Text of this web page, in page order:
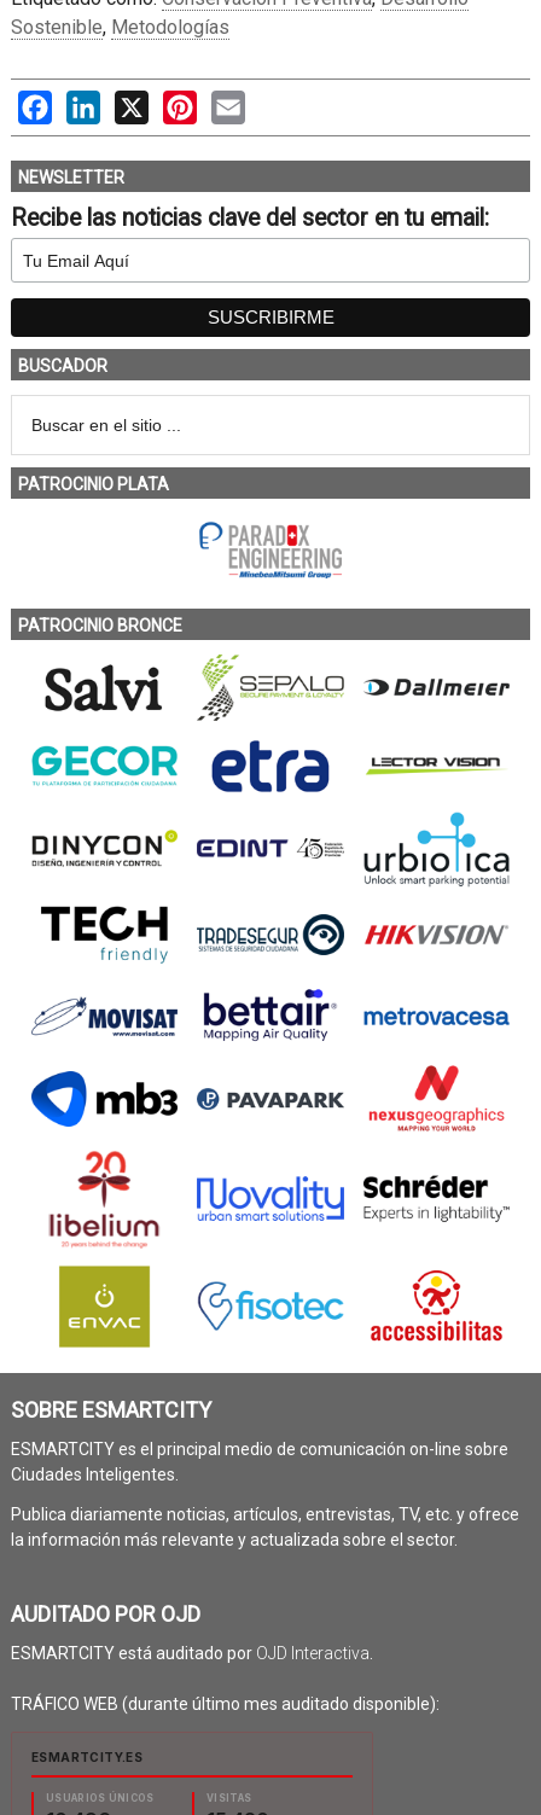
Sostenible, Metodologías
FacebookLinkedIn
X PinterestEmail
NEWSLETTER
Recibe las noticias clave del sector en tu email:
BUSCADOR
PATROCINIO PLATA
PATROCINIO BRONCE
SOBRE ESMARTCITY
ESMARTCITY es el principal medio de comunicación on-line sobre
Ciudades Inteligentes.
Publica diariamente noticias, artículos, entrevistas, TV, etc. y ofrece
la información más relevante y actualizada sobre el sector.
AUDITADO POR OJD
ESMARTCITY está auditado por OJD Interactiva.
TRÁFICO WEB (durante último mes auditado disponible):